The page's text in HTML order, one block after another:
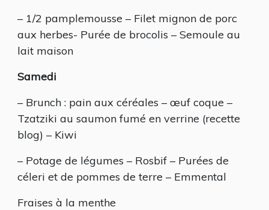
– 1/2 pamplemousse – Filet mignon de porc
aux herbes- Purée de brocolis – Semoule au
lait maison
Samedi
– Brunch : pain aux céréales – œuf coque –
Tzatziki au saumon fumé en verrine (recette
blog) – Kiwi
– Potage de légumes – Rosbif – Purées de
céleri et de pommes de terre – Emmental
Fraises à la menthe